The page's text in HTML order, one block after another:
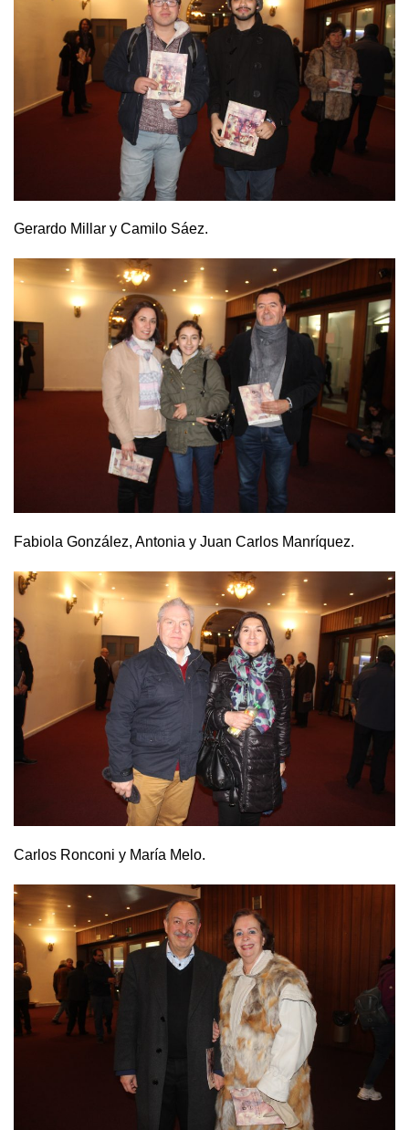
Gerardo Millar y Camilo Sáez.
Fabiola González, Antonia y Juan Carlos Manríquez.
Carlos Ronconi y María Melo.